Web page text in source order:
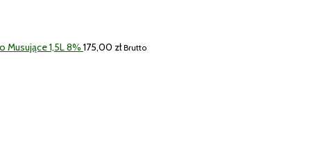
Musujące 1,5L 8% 175,00 zł Brutto